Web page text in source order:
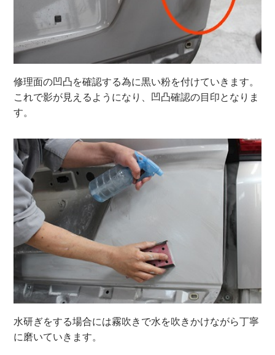
修理面の凹凸を確認する為に黒い粉を付けていきます。
これで影が見えるようになり、凹凸確認の目印となりま
す。
水研ぎをする場合には霧吹きで水を吹きかけながら丁寧
に磨いていきます。